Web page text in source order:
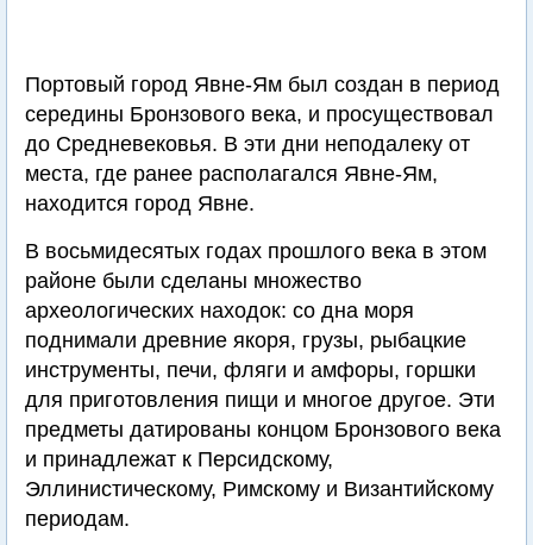
Портовый город Явне-Ям был создан в период
середины Бронзового века, и просуществовал
до Средневековья. В эти дни неподалеку от
места, где ранее располагался Явне-Ям,
находится город Явне.
В восьмидесятых годах прошлого века в этом
районе были сделаны множество
археологических находок: со дна моря
поднимали древние якоря, грузы, рыбацкие
инструменты, печи, фляги и амфоры, горшки
для приготовления пищи и многое другое. Эти
предметы датированы концом Бронзового века
и принадлежат к Персидскому,
Эллинистическому, Римскому и Византийскому
периодам.